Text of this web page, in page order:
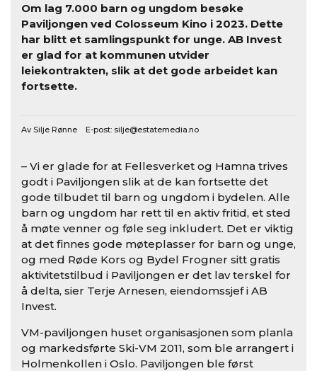
Om lag 7.000 barn og ungdom besøke
Paviljongen ved Colosseum Kino i 2023. Dette
har blitt et samlingspunkt for unge. AB Invest
er glad for at kommunen utvider
leiekontrakten, slik at det gode arbeidet kan
fortsette.
Av Silje Rønne E-post: silje@estatemedia.no
– Vi er glade for at Fellesverket og Hamna trives
godt i Paviljongen slik at de kan fortsette det
gode tilbudet til barn og ungdom i bydelen. Alle
barn og ungdom har rett til en aktiv fritid, et sted
å møte venner og føle seg inkludert. Det er viktig
at det finnes gode møteplasser for barn og unge,
og med Røde Kors og Bydel Frogner sitt gratis
aktivitetstilbud i Paviljongen er det lav terskel for
å delta, sier Terje Arnesen, eiendomssjef i AB
Invest.
VM-paviljongen huset organisasjonen som planla
og markedsførte Ski-VM 2011, som ble arrangert i
Holmenkollen i Oslo. Paviljongen ble først